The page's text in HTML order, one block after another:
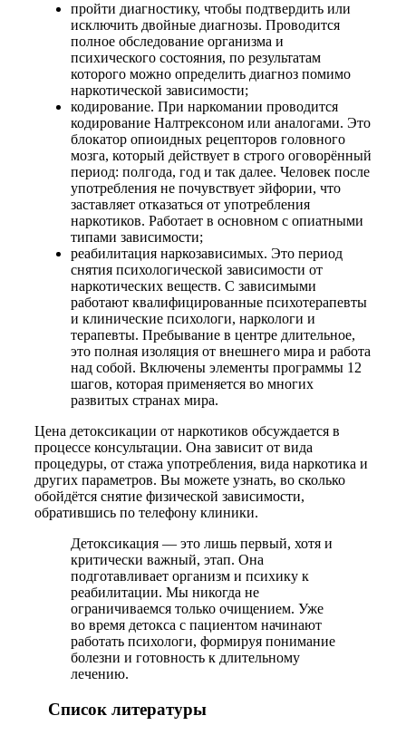
пройти диагностику, чтобы подтвердить или
исключить двойные диагнозы. Проводится
полное обследование организма и
психического состояния, по результатам
которого можно определить диагноз помимо
наркотической зависимости;
кодирование. При наркомании проводится
кодирование Налтрексоном или аналогами. Это
блокатор опиоидных рецепторов головного
мозга, который действует в строго оговорённый
период: полгода, год и так далее. Человек после
употребления не почувствует эйфории, что
заставляет отказаться от употребления
наркотиков. Работает в основном с опиатными
типами зависимости;
реабилитация наркозависимых. Это период
снятия психологической зависимости от
наркотических веществ. С зависимыми
работают квалифицированные психотерапевты
и клинические психологи, наркологи и
терапевты. Пребывание в центре длительное,
это полная изоляция от внешнего мира и работа
над собой. Включены элементы программы 12
шагов, которая применяется во многих
развитых странах мира.
Цена детоксикации от наркотиков обсуждается в
процессе консультации. Она зависит от вида
процедуры, от стажа употребления, вида наркотика и
других параметров. Вы можете узнать, во сколько
обойдётся снятие физической зависимости,
обратившись по телефону клиники.
Детоксикация — это лишь первый, хотя и
критически важный, этап. Она
подготавливает организм и психику к
реабилитации. Мы никогда не
ограничиваемся только очищением. Уже
во время детокса с пациентом начинают
работать психологи, формируя понимание
болезни и готовность к длительному
лечению.
Список литературы